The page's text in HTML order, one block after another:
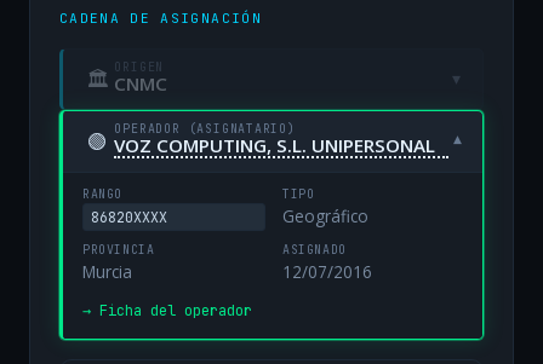
CADENA DE ASIGNACIÓN
🏛 ORIGEN
CNMC ▾
🟢 OPERADOR (ASIGNATARIO)
VOZ COMPUTING, S.L. UNIPERSONAL ▾
RANGO
86820XXXX
TIPO
Geográfico
PROVINCIA
Murcia
ASIGNADO
12/07/2016
→ Ficha del operador